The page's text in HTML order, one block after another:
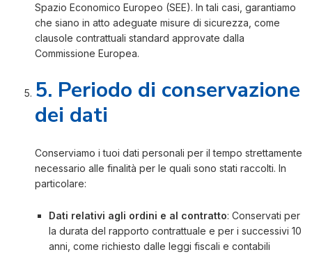
Spazio Economico Europeo (SEE). In tali casi, garantiamo
che siano in atto adeguate misure di sicurezza, come
clausole contrattuali standard approvate dalla
Commissione Europea.
5. Periodo di conservazione
dei dati
Conserviamo i tuoi dati personali per il tempo strettamente
necessario alle finalità per le quali sono stati raccolti. In
particolare:
Dati relativi agli ordini e al contratto: Conservati per
la durata del rapporto contrattuale e per i successivi 10
anni, come richiesto dalle leggi fiscali e contabili